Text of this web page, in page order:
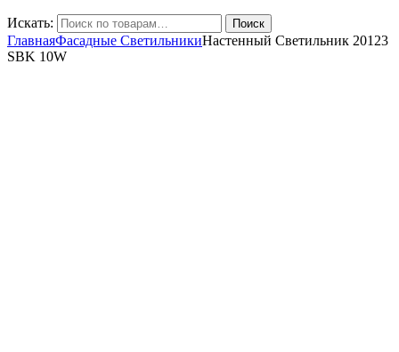
Искать: Поиск
ГлавнаяФасадные СветильникиНастенный Светильник 20123
SBK 10W